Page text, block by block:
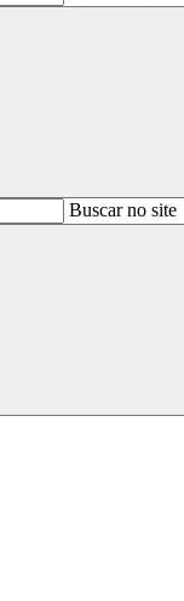
BuscarBuscar no site
Buscar